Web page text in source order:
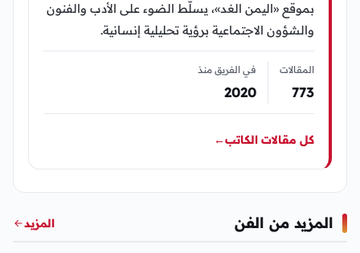
بموقع «اليمن الغد»، يسلّط الضوء على الأدب والفنون
والشؤون الاجتماعية برؤية تحليلية إنسانية.
المقالات
773
في الفريق منذ
2020
كل مقالات الكاتب←
المزيد من الفن المزيد